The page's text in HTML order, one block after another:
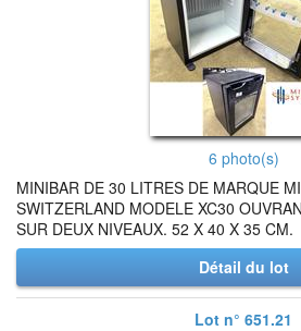
6 photo(s)
MINIBAR DE 30 LITRES DE MARQUE
SWITZERLAND MODELE XC30
SUR DEUX NIVEAUX. 52 X 40 X 35 CM.
Détail du lot
Lot n° 651.21